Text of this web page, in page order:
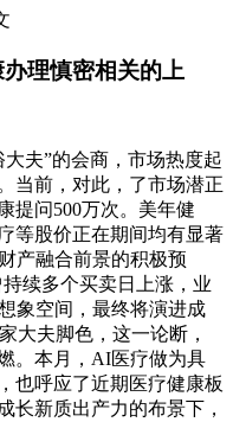
理慎密相关的上​
夫”的会商，市场热度起
当前，对此，了市场潜正
提问500万次。美年健
等股价正在期间均有显著
产融合前景的积极预
续多个买卖日上涨，业
象空间，最终将演进成
大夫脚色，这一论断，
。本月，AI医疗做为具
也呼应了近期医疗健康板
长新质出产力的布景下，